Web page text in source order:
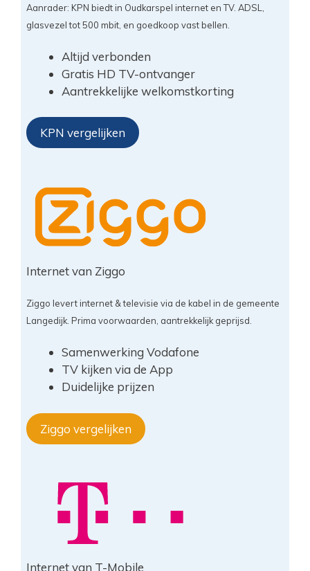
Aanrader: KPN biedt in Oudkarspel internet en TV. ADSL,
glasvezel tot 500 mbit, en goedkoop vast bellen.
Altijd verbonden
Gratis HD TV-ontvanger
Aantrekkelijke welkomstkorting
KPN vergelijken
Internet van Ziggo
Ziggo levert internet & televisie via de kabel in de gemeente
Langedijk. Prima voorwaarden, aantrekkelijk geprijsd.
Samenwerking Vodafone
TV kijken via de App
Duidelijke prijzen
Ziggo vergelijken
Internet van T-Mobile